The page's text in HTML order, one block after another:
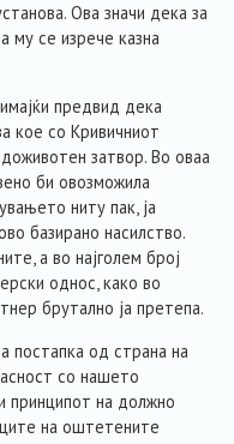
Ова значи дека за
му се изрече казна
предвид дека
кое со Кривичниот
затвор. Во оваа
би овозможила
ниту пак, ја
базирано насилство.
а во најголем број
однос, како во
брутално ја претепа.
постапка од страна на
со нашето
принципот на должно
на оштетените